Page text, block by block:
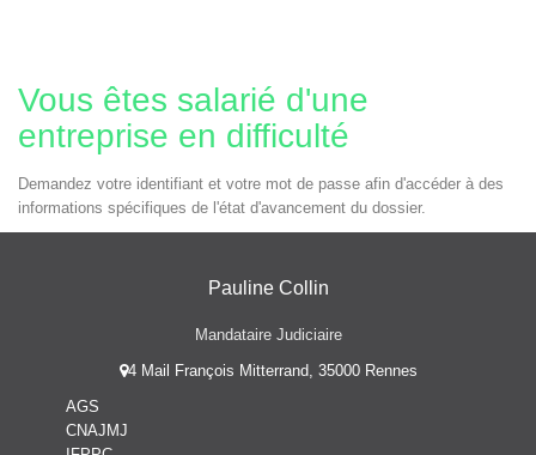
Vous êtes salarié d'une
entreprise en difficulté
Demandez votre identifiant et votre mot de passe afin d'accéder à des
informations spécifiques de l'état d'avancement du dossier.
Pauline Collin
Mandataire Judiciaire
4 Mail François Mitterrand, 35000 Rennes
AGS
CNAJMJ